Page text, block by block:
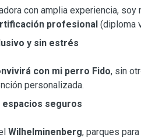
con amplia experiencia, soy
profesional (diploma
y sin estrés
con mi perro Fido, sin
personalizada.
espacios seguros
Wilhelminenberg, parques